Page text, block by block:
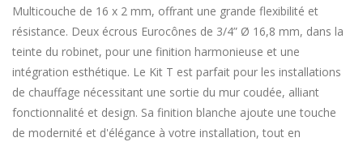
Multicouche de 16 x 2 mm, offrant une grande flexibilité et
résistance. Deux écrous Eurocônes de 3/4” Ø 16,8 mm, dans la
teinte du robinet, pour une finition harmonieuse et une
intégration esthétique. Le Kit T est parfait pour les installations
de chauffage nécessitant une sortie du mur coudée, alliant
fonctionnalité et design. Sa finition blanche ajoute une touche
de modernité et d'élégance à votre installation, tout en